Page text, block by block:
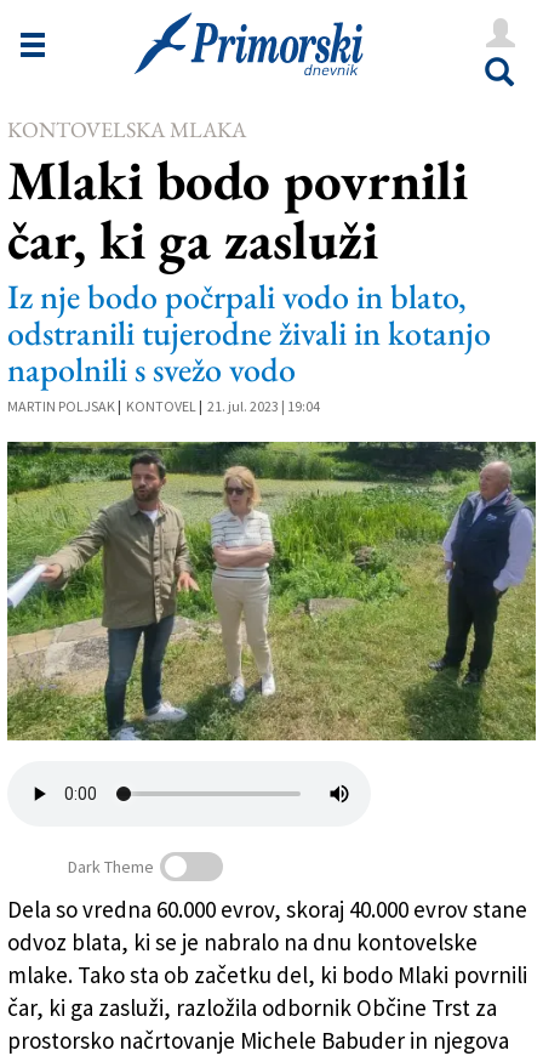
Novice
Goriška
Kultura
Šport
Še
Vreme
V Kioskih
Uredništvo
Oglasi
Založnik
Zadruga PD
Naročnine
KONTOVELSKA MLAKA
Mlaki bodo povrnili
čar, ki ga zasluži
Iz nje bodo počrpali vodo in blato,
odstranili tujerodne živali in kotanjo
napolnili s svežo vodo
MARTIN POLJSAK | KONTOVEL | 21. jul. 2023 | 19:04
Dela na mlaki sta predstavila občinska odbornika
Michele Babuder (levo) in Sandra Savino( Fotodamj@n )
Dark Theme
Dela so vredna 60.000 evrov, skoraj 40.000 evrov stane
odvoz blata, ki se je nabralo na dnu kontovelske
mlake. Tako sta ob začetku del, ki bodo Mlaki povrnili
čar, ki ga zasluži, razložila odbornik Občine Trst za
prostorsko načrtovanje Michele Babuder in njegova